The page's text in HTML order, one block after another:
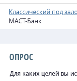
Классический под
МАСТ-Банк
ОПРОС
Для каких целей вы